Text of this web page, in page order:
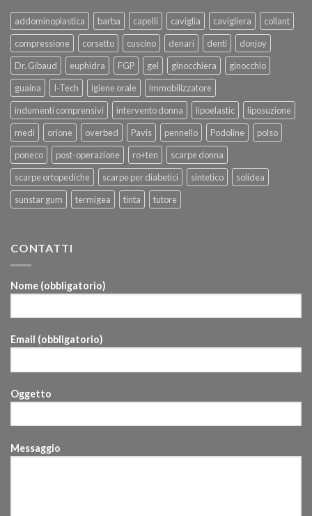
addominoplastica barba capelli caviglia cavigliera
collant
compressione
corsetto cuscino denari denti
donjoy
Dr. Gibaud
euphidra FGP gel ginocchiera
ginocchio
guaina
I-Tech igiene orale
immobilizzatore
indumenti comprensivi
intervento donna lipoelastic
liposuzione
medi
orione overbed Pavis pennello Podoline
polso
poneco
post-operazione ro+ten
scarpe donna
scarpe ortopediche
scarpe per diabetici sintetico
solidea
sunstar gum
termigea tinta tutore
CONTATTI
Nome (obbligatorio)
Email (obbligatorio)
Oggetto
Messaggio